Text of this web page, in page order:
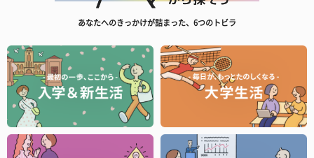
あなたへのきっかけが詰まった、6つのトビラ